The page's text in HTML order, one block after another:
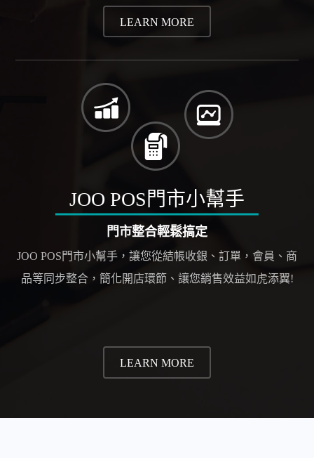
LEARN MORE
JOO POS門市小幫手
門市整合輕鬆搞定
JOO POS門市小幫手，讓您從結帳收銀、訂單，會員、商
品等同步整合，簡化開店環節、讓您銷售效益如虎添翼!
LEARN MORE